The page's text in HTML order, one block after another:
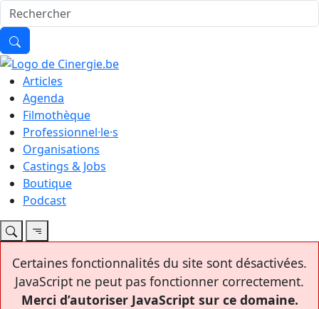
Articles
Agenda
Filmothèque
Professionnel·le·s
Organisations
Castings & Jobs
Boutique
Podcast
Certaines fonctionnalités du site sont désactivées.
JavaScript ne peut pas fonctionner correctement.
Merci d’autoriser JavaScript sur ce domaine.